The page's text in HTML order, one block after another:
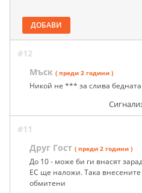
ДОБАВИ
#12
Мъск ( преди 2 години )
Никой не *** за слива бедната
#11
Друг Гост ( преди 2 години )
До 10 - може би ги внасят
ЕС ще наложи. Така
обмитени